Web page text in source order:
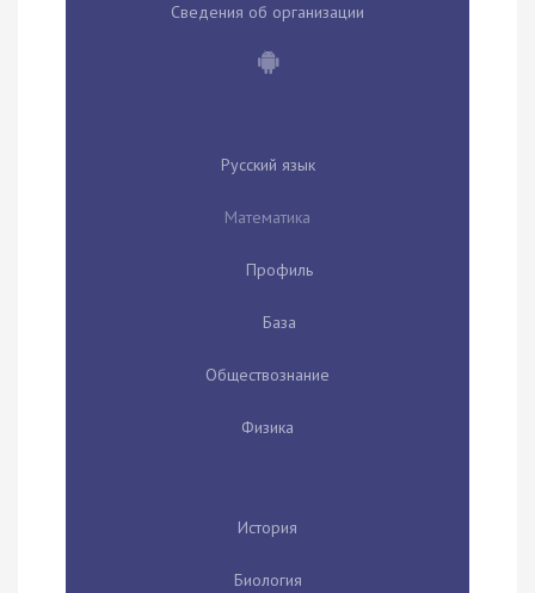
Сведения об организации
Русский язык
Математика
Профиль
База
Обществознание
Физика
История
Биология